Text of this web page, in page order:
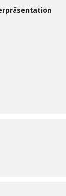
stattfinden.